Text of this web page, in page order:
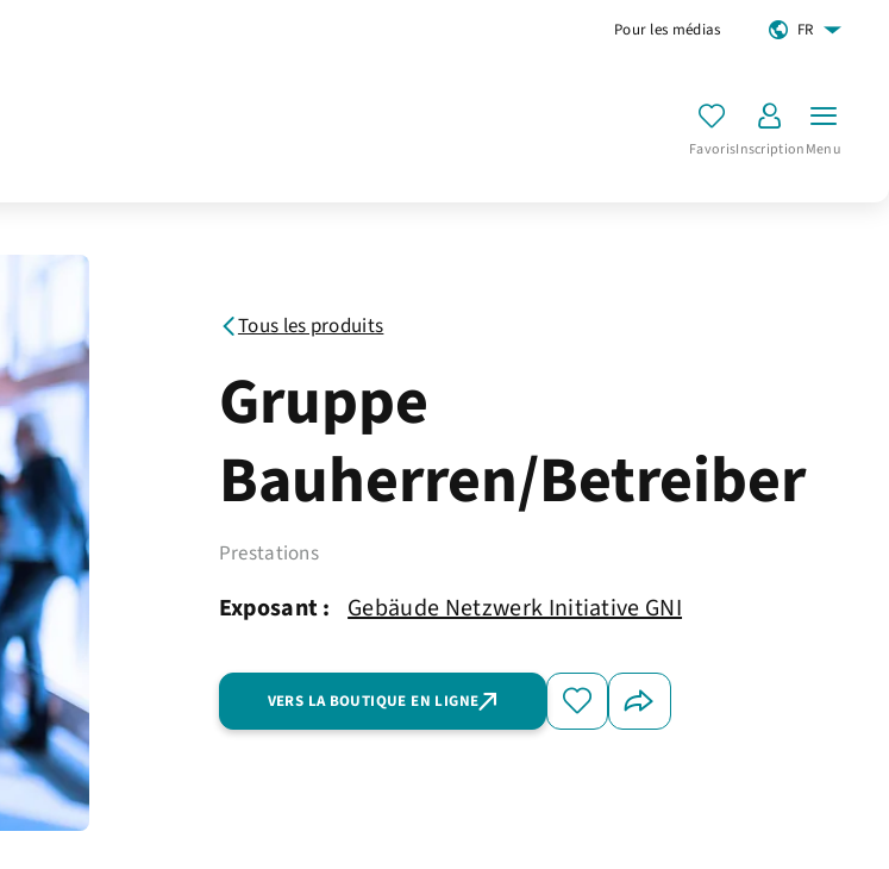
Pour les médias FR
FavorisInscriptionMenu
Tous les produits
Gruppe
Bauherren/Betreiber
Prestations
Exposant : Gebäude Netzwerk Initiative GNI
VERS LA BOUTIQUE EN LIGNE